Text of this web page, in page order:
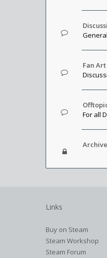
Fan Art
For all
Archive
Links
Buy on Steam
Steam Workshop
Steam Forum